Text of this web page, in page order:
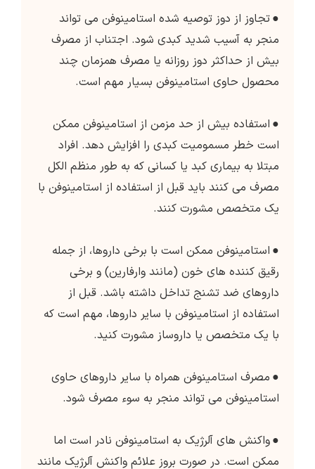
●تجاوز از دوز توصیه شده استامینوفن می تواند
منجر به آسیب شدید کبدی شود. اجتناب از مصرف
بیش از حداکثر دوز روزانه یا مصرف همزمان چند
محصول حاوی استامینوفن بسیار مهم است.
● استفاده بیش از حد مزمن از استامینوفن ممکن
است خطر مسمومیت کبدی را افزایش دهد. افراد
مبتلا به بیماری کبد یا کسانی که به طور منظم الکل
مصرف می کنند باید قبل از استفاده از استامینوفن با
یک متخصص مشورت کنند.
● استامینوفن ممکن است با برخی داروها، از جمله
رقیق کننده های خون (مانند وارفارین) و برخی
داروهای ضد تشنج تداخل داشته باشد. قبل از
استفاده از استامینوفن با سایر داروها، مهم است که
با یک متخصص یا داروساز مشورت کنید.
● مصرف استامینوفن همراه با سایر داروهای حاوی
استامینوفن می تواند منجر به سوء مصرف شود.
●واکنش های آلرژیک به استامینوفن نادر است اما
ممکن است. در صورت بروز علائم واکنش آلرژیک مانند